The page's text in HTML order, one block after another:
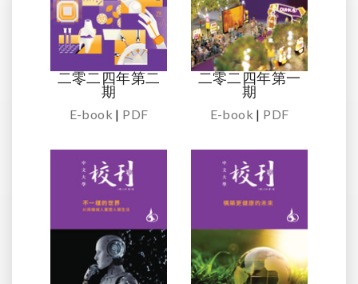
二零二四年第二
期
E-book | PDF
二零二四年第一
期
E-book | PDF